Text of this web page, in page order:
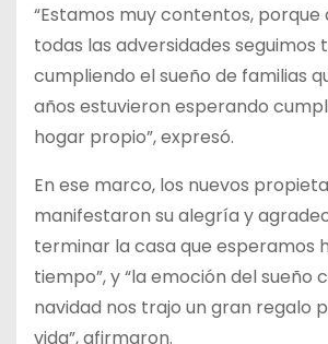
“Estamos muy contentos, porque
todas las adversidades seguimos
cumpliendo el sueño de familias
años estuvieron esperando
hogar propio”, expresó.
En ese marco, los nuevos
manifestaron su alegría y
terminar la casa que esperamos
tiempo”, y “la emoción del sueño
navidad nos trajo un gran regalo
vida”, afirmaron.